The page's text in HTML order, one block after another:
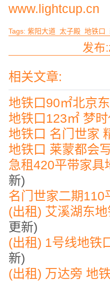
www.lightcup.cn
Tags:紫阳大道 太子殿 地铁口
发布
相关文章:
地铁口90㎡北京
地铁口123㎡ 梦
地铁口 名门世家
地铁口 莱蒙都会
急租420平带家具
新)
名门世家二期110
(出租) 艾溪湖东
更新)
(出租) 1号线地铁
新)
(出租) 万达旁 地